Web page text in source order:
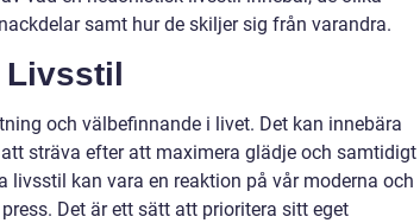
samt hur de skiljer sig från varandra.
Livsstil
och välbefinnande i livet. Det kan innebära
sträva efter att maximera glädje och samtidigt
livsstil kan vara en reaktion på vår moderna och
Det är ett sätt att prioritera sitt eget